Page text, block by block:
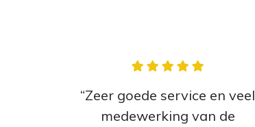
“Zeer goede service en veel
medewerking van de